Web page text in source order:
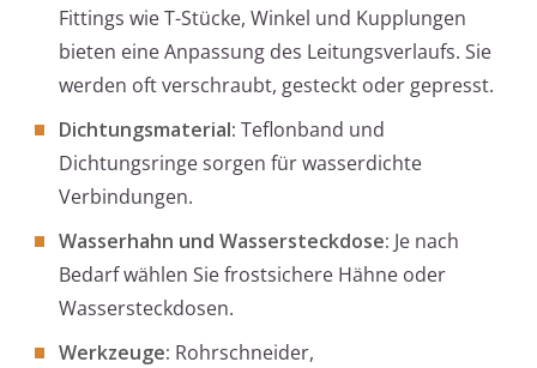
Fittings wie T-Stücke, Winkel und Kupplungen
bieten eine Anpassung des Leitungsverlaufs. Sie
werden oft verschraubt, gesteckt oder gepresst.
Dichtungsmaterial: Teflonband und
Dichtungsringe sorgen für wasserdichte
Verbindungen.
Wasserhahn und Wassersteckdose: Je nach
Bedarf wählen Sie frostsichere Hähne oder
Wassersteckdosen.
Werkzeuge: Rohrschneider,